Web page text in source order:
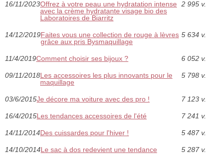
16/11/2023Offrez à votre peau une hydratation intense
avec la crème hydratante visage bio des
Laboratoires de Biarritz
2 995 v.
14/12/2019Faites vous une collection de rouge à lèvres
grâce aux pris Bysmaquillage
5 634 v.
11/4/2019Comment choisir ses bijoux ? 6 052 v.
09/11/2018Les accessoires les plus innovants pour le
maquillage
5 798 v.
03/6/2015Je décore ma voiture avec des pro ! 7 123 v.
16/4/2015Les tendances accessoires de l'été 7 241 v.
14/11/2014Des cuissardes pour l'hiver ! 5 487 v.
14/10/2014Le sac à dos redevient une tendance 5 287 v.